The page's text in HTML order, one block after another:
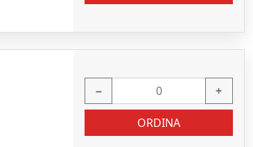
− +
ORDINA